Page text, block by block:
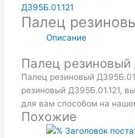
Д395Б.01.121
Палец
Описание
Палец резиновый
Палец резиновый
резиновый Д395Б.01.121,
для вам способом на
Похожие